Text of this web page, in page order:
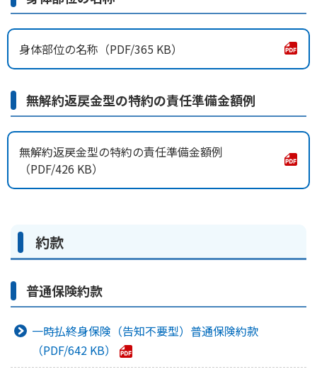
身体部位の名称 365 KB
無解約返戻金型の特約の責任準備金額例
無解約返戻金型の特約の責任準備金額例
426 KB
約款
普通保険約款
一時払終身保険（告知不要型）普通保険約款
642 KB